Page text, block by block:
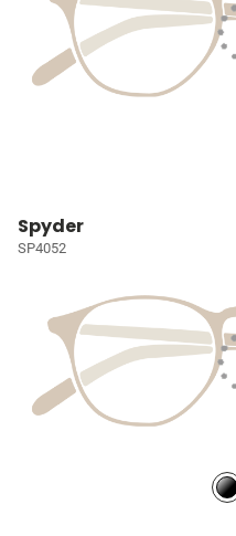
Spyder
SP4052